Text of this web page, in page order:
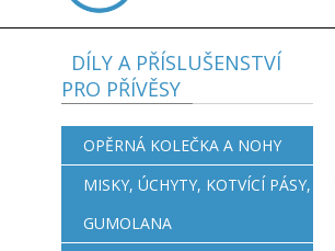
DÍLY A PŘÍSLUŠENSTVÍ
PRO PŘÍVĚSY
OPĚRNÁ KOLEČKA A NOHY
MISKY, ÚCHYTY, KOTVÍCÍ PÁSY,
GUMOLANA